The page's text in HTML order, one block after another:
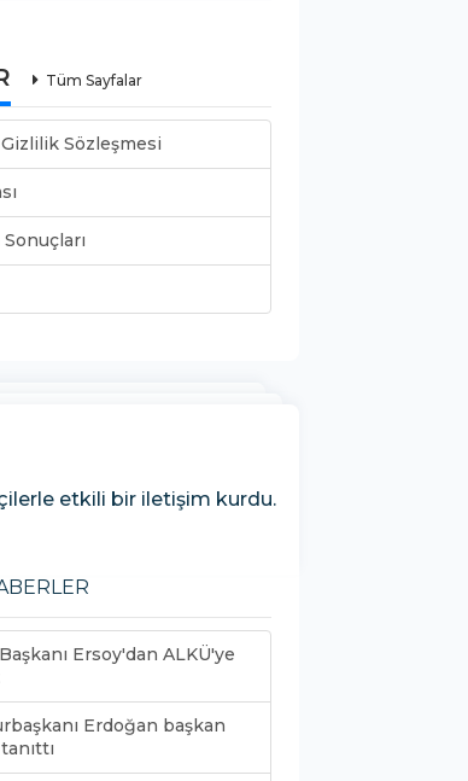
Tüm Sayfalar
Gizlilik Sözleşmesi
etkili bir iletişim kurdu.
Ersoy'dan ALKÜ'ye
Erdoğan başkan